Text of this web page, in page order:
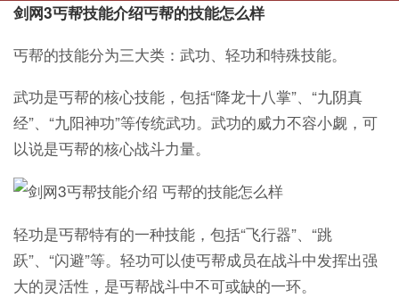
剑网3丐帮技能介绍丐帮的技能怎么样
丐帮的技能分为三大类：武功、轻功和特殊技能。
武功是丐帮的核心技能，包括“降龙十八掌”、“九阴真
经”、“九阳神功”等传统武功。武功的威力不容小觑，可
以说是丐帮的核心战斗力量。
轻功是丐帮特有的一种技能，包括“飞行器”、“跳
跃”、“闪避”等。轻功可以使丐帮成员在战斗中发挥出强
大的灵活性，是丐帮战斗中不可或缺的一环。